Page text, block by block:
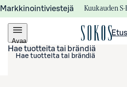
Markkinointiviestejä Kuukauden
Avaa
valikko
Hae tuotteita tai brändiä